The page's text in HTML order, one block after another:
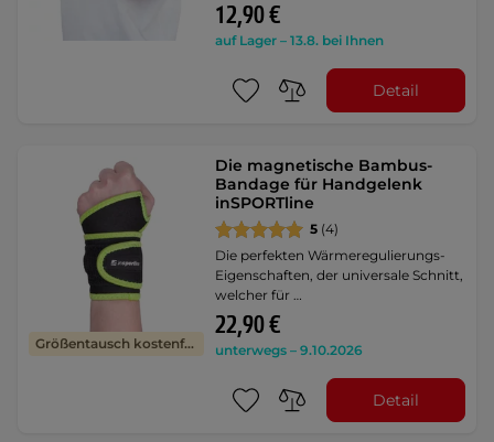
12,90 €
auf Lager – 13.8. bei Ihnen
Detail
Größentausch kostenfrei
Die magnetische Bambus-
Bandage für Handgelenk
inSPORTline
5 (4)
Die perfekten Wärmeregulierungs-
Eigenschaften, der universale Schnitt,
welcher für …
22,90 €
unterwegs – 9.10.2026
Detail